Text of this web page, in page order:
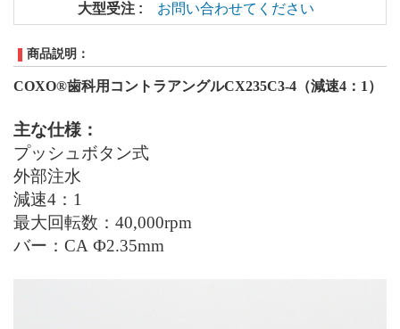
大型受注 : お問い合わせてください
商品説明：
COXO®歯科用コントラアングルCX235C3-4 （減速4 ： 1 ）
主な仕様：
プッシュボタン式
外部注水
減速4 ： 1
最大回転数： 40,000rpm
バー： CA Ф2.35mm